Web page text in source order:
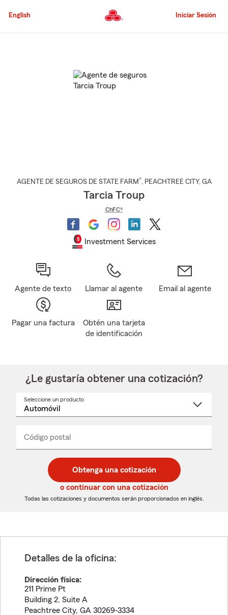
al
principal
English Iniciar Sesión
AGENTE DE SEGUROS DE STATE FARM®, PEACHTREE CITY, GA
Tarcia Troup
ChFC®
Investment Services
Agente de texto Llamar al agente Email al agente
Pagar una factura
Obtén una tarjeta
de identificación
¿Le gustaría obtener una cotización?
Seleccione un producto
desplegable
Código postal
de
5
dígitos
de
5
dígitos
_____
Obtenga una cotización
o continuar con una cotización
Todas las cotizaciones y documentos serán proporcionados en inglés.
Detalles de la oficina:
Dirección física:
211 Prime Pt
Building 2, Suite A
Peachtree City, GA 30269-3334